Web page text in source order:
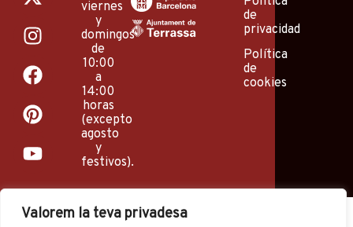
Valorem la teva privadesa
-
t
w
i
t
t
e
r
n
s
t
a
g
r
a
m
a
c
e
b
o
o
k
i
n
t
e
r
e
s
t
o
u
t
u
b
e
viernes
y
domingos
de
10:00
a
14:00
horas
(excepto
agosto
y
festivos).
de
privacidad
Política
de
cookies